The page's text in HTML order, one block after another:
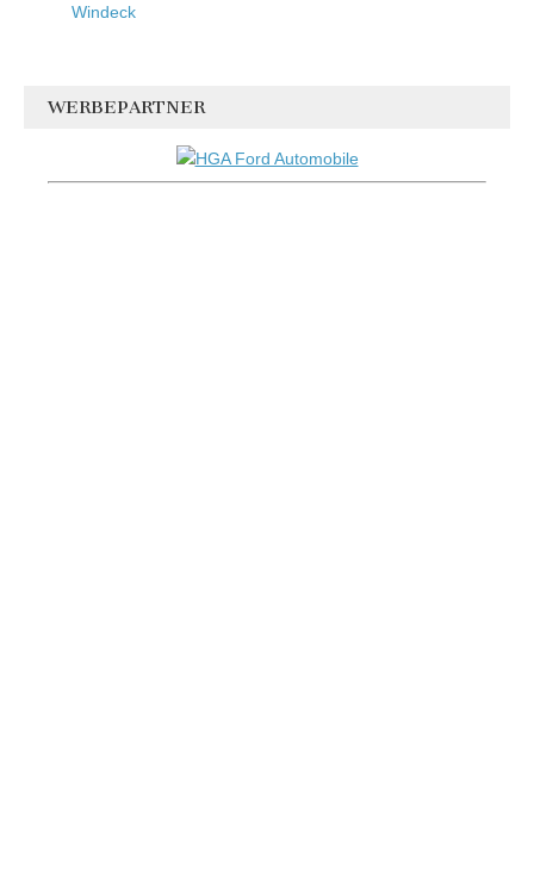
Windeck
WERBEPARTNER